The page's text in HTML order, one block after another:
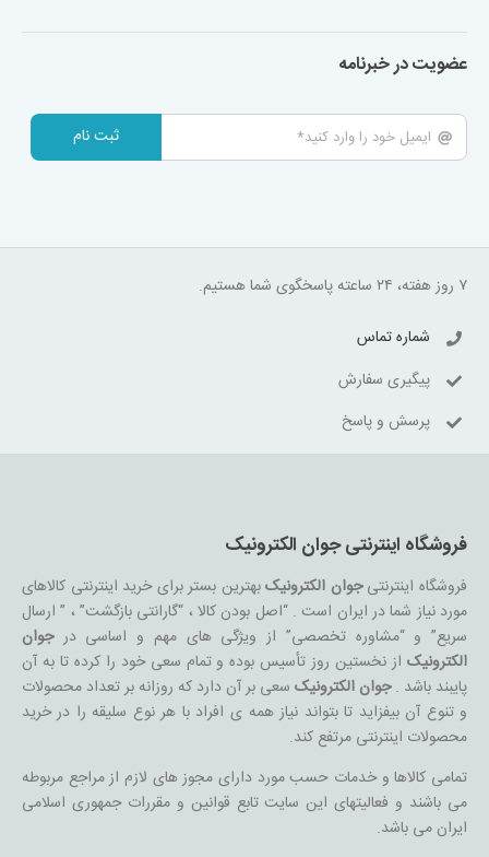
عضویت در خبرنامه
ثبت نام
۷ روز هفته، ۲۴ ساعته پاسخگوی شما هستیم.
شماره تماس
پیگیری سفارش
پرسش و پاسخ
فروشگاه اینترنتی جوان الکترونیک
فروشگاه اینترنتیجوان الکترونیکبهترین بستر برای خرید اینترنتی کالاهای
مورد نیاز شما در ایران است . “اصل بودن کالا ، “گارانتی بازگشت” ، ” ارسال
سریع” و “مشاوره تخصصی” از ویژگی های مهم و اساسی درجوان
الکترونیکاز نخستین روز تأسیس بوده و تمام سعی خود را کرده تا به آن
پایبند باشد .جوان الکترونیکسعی بر آن دارد که روزانه بر تعداد محصولات
و تنوع آن بیفزاید تا بتواند نیاز همه ی افراد با هر نوع سلیقه را در خرید
محصولات اینترنتی مرتفع کند.
تمامی کالاها و خدمات حسب مورد دارای مجوز های لازم از مراجع مربوطه
می باشند و فعالیتهای این سایت تابع قوانین و مقررات جمهوری اسلامی
ایران می باشد.